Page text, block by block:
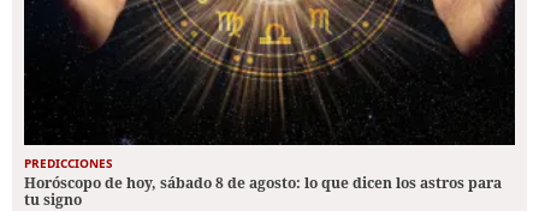
PREDICCIONES
Horóscopo de hoy, sábado 8 de agosto: lo que dicen los astros para
tu signo